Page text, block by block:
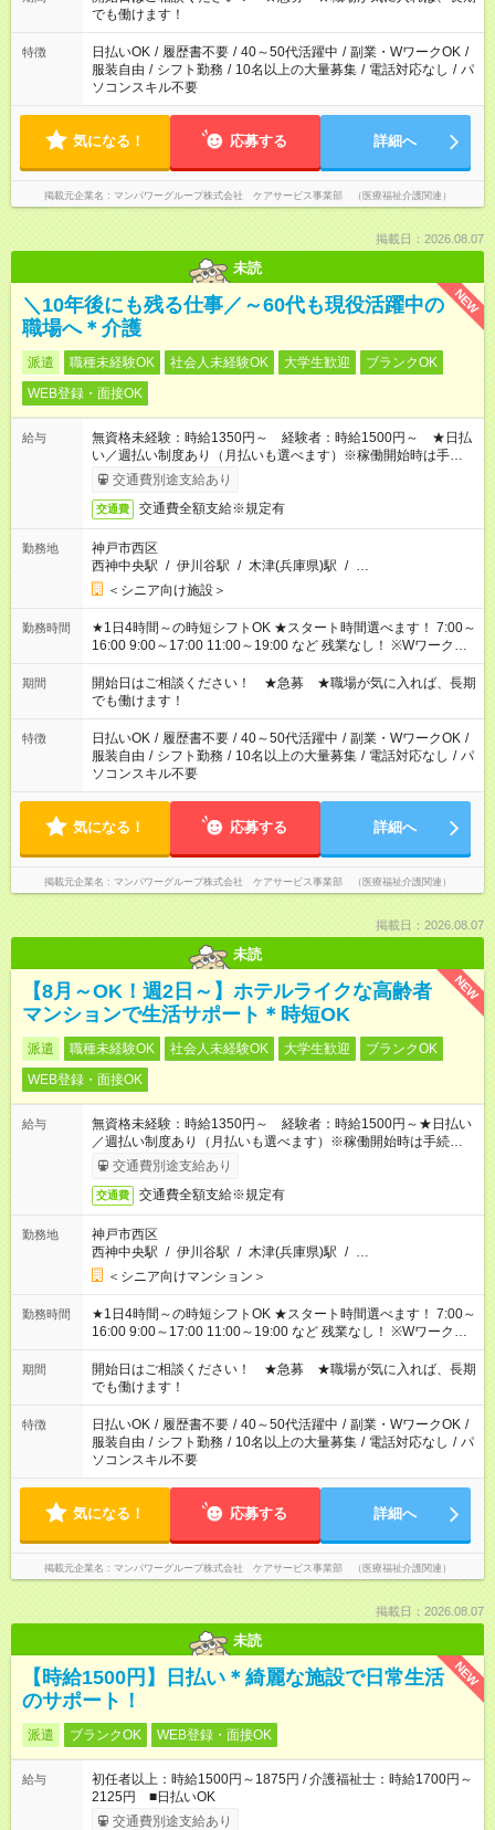
となります ※労働者派遣法（日雇い派遣の原則禁止）により、
短時間・短期間の就業はご案内が難しい場合があります
でも働けます！
特徴 日払いOK / 履歴書不要 / 40～50代活躍中 / 副業・WワークOK /
服装自由 / シフト勤務 / 10名以上の大量募集 / 電話対応なし / パ
ソコンスキル不要
気になる！ 応募する 詳細へ
掲載元企業名 マンパワーグループ株式会社 ケアサービス事業部 （医療福祉介護関連）
掲載日：2026.08.07
未読
NEW
＼10年後にも残る仕事／～60代も現役活躍中の
職場へ＊介護
派遣 職種未経験OK 社会人未経験OK 大学生歓迎
ブランクOK
WEB登録・面接OK
給与
無資格未経験：時給1350円～ 経験者：時給1500円～ ★日払
い／週払い制度あり（月払いも選べます）※稼働開始時は手続き
完了次第のお支払いとなります。
交通費別途支給あり
交通費 交通費全額支給※規定有
勤務地
神戸市西区
西神中央駅 / 伊川谷駅 / 木津(兵庫県)駅 / …
＜シニア向け施設＞
勤務時間
★1日4時間～の時短シフトOK ★スタート時間選べます！ 7:00～
16:00 9:00～17:00 11:00～19:00 など 残業なし！ ※Wワークの
場合、他のお仕事と合わせ週40時間超の就業はご案内できませ
ん ※法令に基づき、週20時間以上勤務は社会保険への加入対象
となります ※労働者派遣法（日雇い派遣の原則禁止）により、
短時間・短期間の就業はご案内が難しい場合があります
期間
開始日はご相談ください！ ★急募 ★職場が気に入れば、長期
でも働けます！
特徴 日払いOK / 履歴書不要 / 40～50代活躍中 / 副業・WワークOK /
服装自由 / シフト勤務 / 10名以上の大量募集 / 電話対応なし / パ
ソコンスキル不要
気になる！ 応募する 詳細へ
掲載元企業名 マンパワーグループ株式会社 ケアサービス事業部 （医療福祉介護関連）
掲載日：2026.08.07
未読
NEW
【8月～OK！週2日～】ホテルライクな高齢者
マンションで生活サポート＊時短OK
派遣 職種未経験OK 社会人未経験OK 大学生歓迎
ブランクOK
WEB登録・面接OK
給与
無資格未経験：時給1350円～ 経験者：時給1500円～★日払い
／週払い制度あり（月払いも選べます）※稼働開始時は手続き完
了次第のお支払いとなります。
交通費別途支給あり
交通費 交通費全額支給※規定有
勤務地
神戸市西区
西神中央駅 / 伊川谷駅 / 木津(兵庫県)駅 / …
＜シニア向けマンション＞
勤務時間
★1日4時間～の時短シフトOK ★スタート時間選べます！ 7:00～
16:00 9:00～17:00 11:00～19:00 など 残業なし！ ※Wワークの
場合、他のお仕事と合わせ週40時間超の就業はご案内できませ
ん ※法令に基づき、週20時間以上勤務は社会保険への加入対象
となります ※労働者派遣法（日雇い派遣の原則禁止）により、
短時間・短期間の就業はご案内が難しい場合があります
期間
開始日はご相談ください！ ★急募 ★職場が気に入れば、長期
でも働けます！
特徴 日払いOK / 履歴書不要 / 40～50代活躍中 / 副業・WワークOK /
服装自由 / シフト勤務 / 10名以上の大量募集 / 電話対応なし / パ
ソコンスキル不要
気になる！ 応募する 詳細へ
掲載元企業名 マンパワーグループ株式会社 ケアサービス事業部 （医療福祉介護関連）
掲載日：2026.08.07
未読
NEW
【時給1500円】日払い＊綺麗な施設で日常生活
のサポート！
派遣 ブランクOK WEB登録・面接OK
給与
初任者以上：時給1500円～1875円 / 介護福祉士：時給1700円～
2125円 ■日払いOK
交通費別途支給あり